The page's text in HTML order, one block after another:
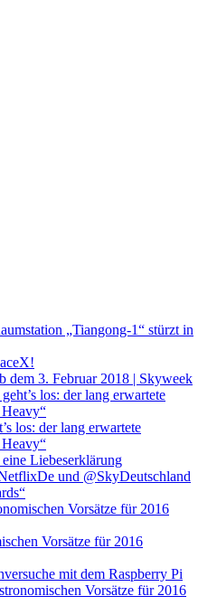
„Tiangong-1“ stürzt in
dem 3. Februar 2018 | Skyweek
los: der lang erwartete
los: der lang erwartete
Liebeserklärung
und @SkyDeutschland
Vorsätze für 2016
Vorsätze für 2016
mit dem Raspberry Pi
Vorsätze für 2016